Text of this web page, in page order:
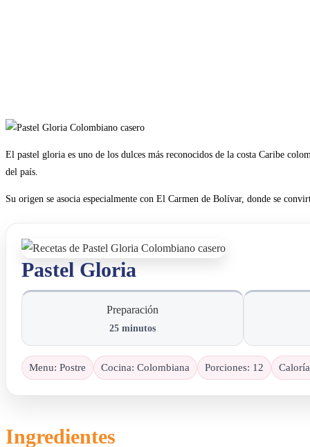
El pastel gloria es uno de los dulces más reconocidos de la costa Caribe
del país.
Su origen se asocia especialmente con El Carmen de Bolívar, donde se
Pastel Gloria
Preparación
25 minutos
Menu: Postre Cocina: Colombiana Porciones: 12
Ingredientes